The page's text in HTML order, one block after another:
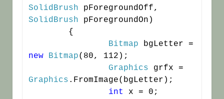
SolidBrush
SolidBrush pForegroundOn)
Bitmap
new
Bitmap(80, 112);
Graphics
Graphics .FromImage(bgLetter);
int x = 0;